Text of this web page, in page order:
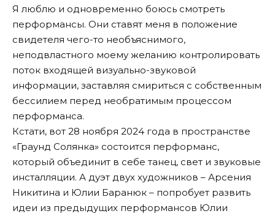
Я люблю и одновременно боюсь смотреть
перформансы. Они ставят меня в положение
свидетеля чего-то необъяснимого,
неподвластного моему желанию контролировать
поток входящей визуально-звуковой
информации, заставляя смириться с собственным
бессилием перед необратимым процессом
перформанса.
Кстати, вот 28 ноября 2024 года в пространстве
«Граунд Солянка» состоится перформанс,
который объединит в себе танец, свет и звуковые
инсталляции. А дуэт двух художников – Арсения
Никитина и Юлии Баранюк – попробует развить
идеи из предыдущих перформансов Юлии